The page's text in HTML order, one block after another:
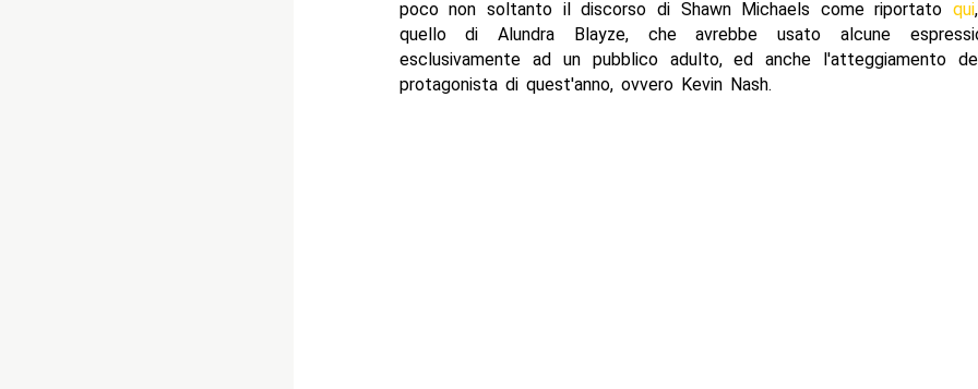
poco non soltanto il discorso di Shawn Michaels come riportatoqui
quello di Alundra Blayze, che avrebbe usato alcune
esclusivamente ad un pubblico adulto, ed anche l'atteggiamento
protagonista di quest'anno, ovvero Kevin Nash.